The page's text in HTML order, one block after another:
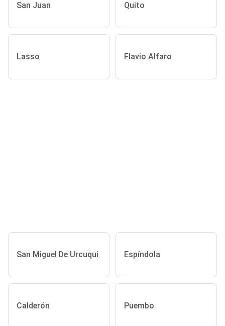
San Juan Quito
Lasso Flavio Alfaro
San Miguel De Urcuqui Espíndola
Calderón Puembo